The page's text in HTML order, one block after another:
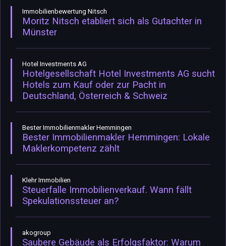
Immobilienbewertung Nitsch
Moritz Nitsch etabliert sich als Gutachter in
Münster
Hotel Investments AG
Hotelgesellschaft Hotel Investments AG sucht
Hotels zum Kauf oder zur Pacht in
Deutschland, Österreich & Schweiz
Bester Immobilienmakler Hemmingen
Bester Immobilienmakler Hemmingen: Lokale
Maklerkompetenz zählt
Klehr Immobilien
Steuerfalle Immobilienverkauf. Wann fällt
Spekulationssteuer an?
akogroup
Saubere Gebäude als Erfolgsfaktor: Warum